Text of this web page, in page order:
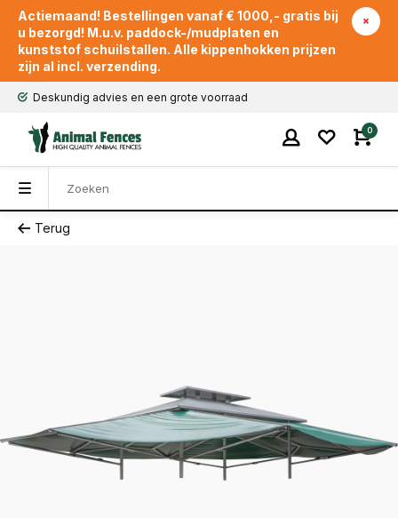
Actiemaand! Bestellingen vanaf € 1000,- gratis bij
u bezorgd! M.u.v. paddock-/mudplaten en
kunststof schuilstallen. Alle kippenhokken prijzen
zijn al incl. verzending.
Deskundig advies en een grote voorraad
0
Terug